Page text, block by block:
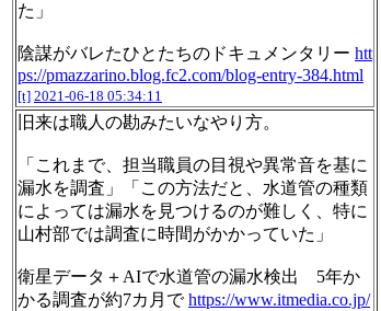
た」
陰謀がバレたひとたちのドキュメンタリー htt
ps://pmazzarino.blog.fc2.com/blog-entry-384.html
[t] 2021-06-18 05:34:11
旧来は職人の勘みたいなやり方。
「これまで、担当職員の目視や異常音を基に
漏水を調査」「この方法だと、水道管の種類
によっては漏水を見つけるのが難しく、特に
山村部では調査に時間がかかっていた」
衛星データ＋AIで水道管の漏水検出 5年か
かる調査が約7カ月でhttps://www.itmedia.co.jp/